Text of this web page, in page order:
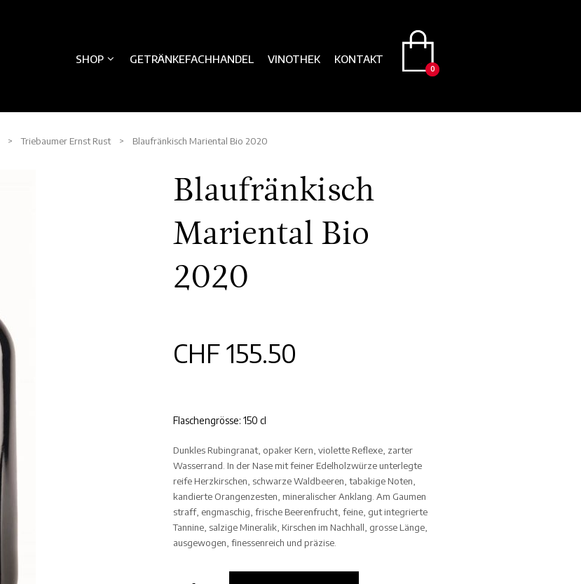
SHOP GETRÄNKEFACHHANDEL VINOTHEK KONTAKT
0
0
>Triebaumer Ernst Rust > Blaufränkisch Mariental Bio 2020
Blaufränkisch
Mariental Bio
2020
CHF 155.50
Flaschengrösse: 150 cl
Dunkles Rubingranat, opaker Kern, violette Reflexe, zarter
Wasserrand. In der Nase mit feiner Edelholzwürze unterlegte
reife Herzkirschen, schwarze Waldbeeren, tabakige Noten,
kandierte Orangenzesten, mineralischer Anklang. Am Gaumen
straff, engmaschig, frische Beerenfrucht, feine, gut integrierte
Tannine, salzige Mineralik, Kirschen im Nachhall, grosse Länge,
ausgewogen, finessenreich und präzise.